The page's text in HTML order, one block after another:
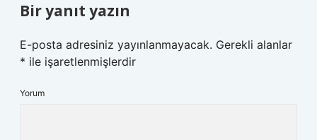
Bir yanıt yazın
E-posta adresiniz yayınlanmayacak. Gerekli alanlar
* ile işaretlenmişlerdir
Yorum